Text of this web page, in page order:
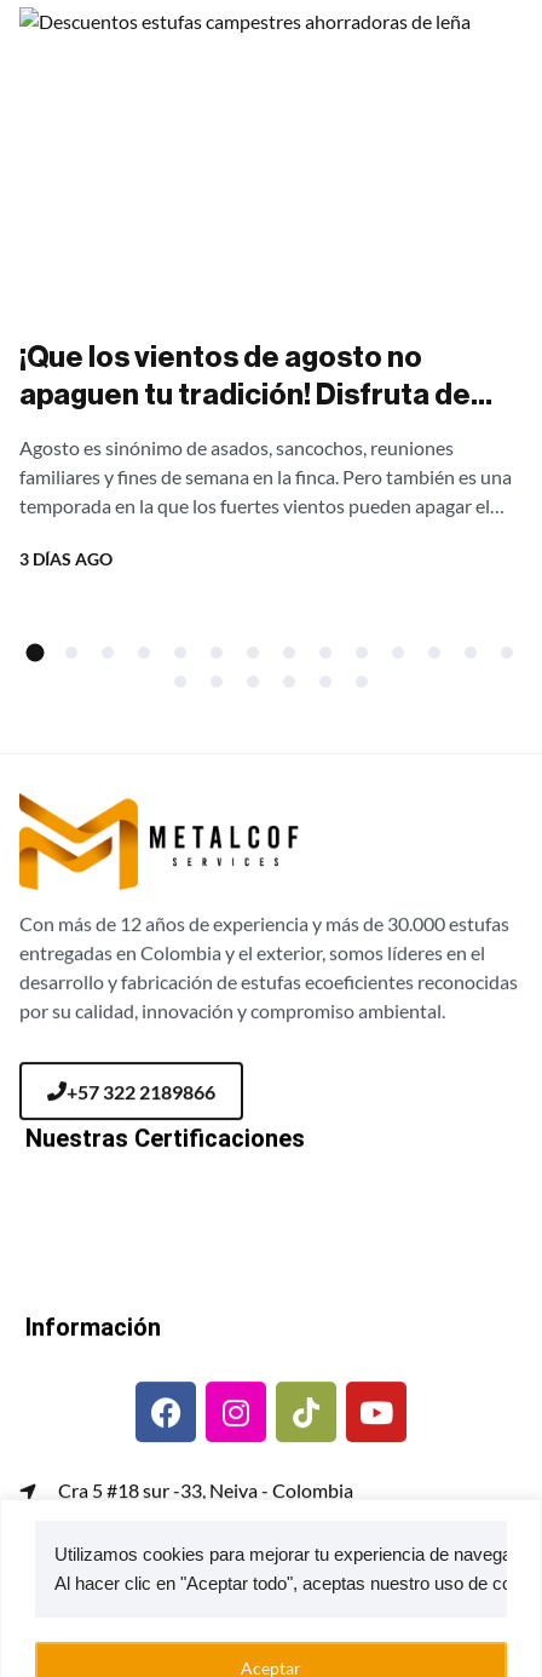
Utilizamos cookies para mejorar tu experiencia de
Aceptar
¡Que los vientos de agosto no
apaguen tu tradición! Disfruta de
humo con nuestras estufas
campestres Ergonatura. ¡Aprovecha
el 20% de descuento directo de
Agosto es sinónimo de asados, sancochos, reuniones
familiares y fines de semana en la finca. Pero también es una
temporada en la que los fuertes vientos pueden apagar el
3 DÍAS AGO
Con más de 12 años de experiencia y más de 30.000 estufas
entregadas en Colombia y el exterior, somos líderes en el
desarrollo y fabricación de estufas ecoeficientes reconocidas
por su calidad, innovación y compromiso ambiental.
+57 322 2189866
Nuestras Certificaciones
Información
Cra 5 #18 sur -33, Neiva - Colombia
Atención al usuario | PQRS
© 2026 — Estufas Ecoeficientes Metalcof